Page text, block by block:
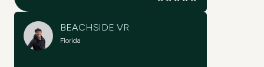
BEACHSIDE VR
Florida